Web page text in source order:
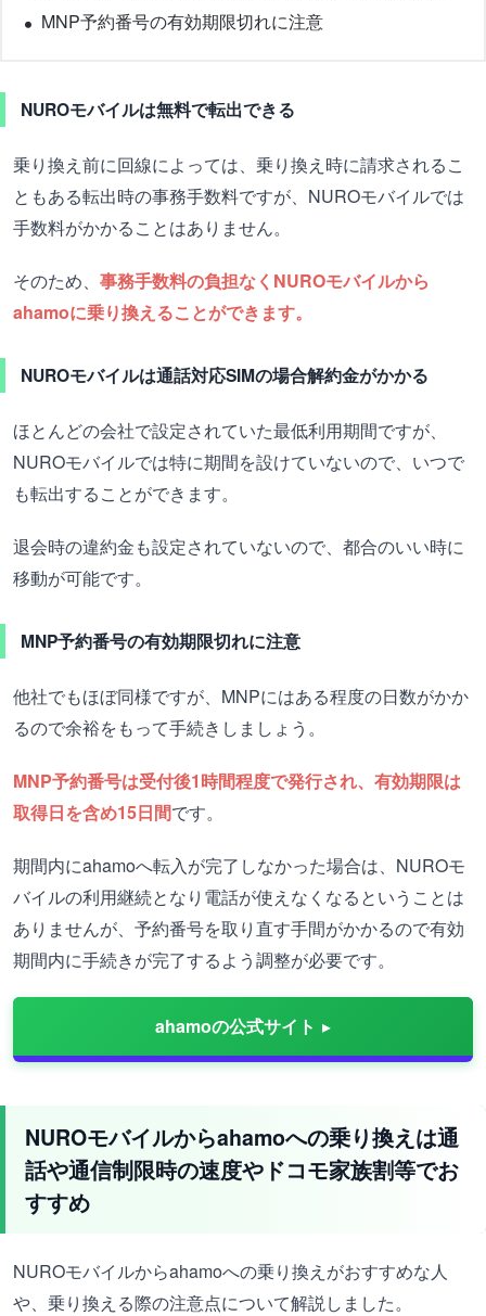
MNP予約番号の有効期限切れに注意
NUROモバイルは無料で転出できる
乗り換え前に回線によっては、乗り換え時に請求されるこ
ともある転出時の事務手数料ですが、NUROモバイルでは
手数料がかかることはありません。
そのため、 事務手数料の負担なくNUROモバイルから
ahamoに乗り換えることができます。
NUROモバイルは通話対応SIMの場合解約金がかかる
ほとんどの会社で設定されていた最低利用期間ですが、
NUROモバイルでは特に期間を設けていないので、いつで
も転出することができます。
退会時の違約金も設定されていないので、都合のいい時に
移動が可能です。
MNP予約番号の有効期限切れに注意
他社でもほぼ同様ですが、MNPにはある程度の日数がかか
るので余裕をもって手続きしましょう。
MNP予約番号は受付後1時間程度で発行され、有効期限は
取得日を含め15日間です。
期間内にahamoへ転入が完了しなかった場合は、NUROモ
バイルの利用継続となり電話が使えなくなるということは
ありませんが、予約番号を取り直す手間がかかるので有効
期間内に手続きが完了するよう調整が必要です。
ahamoの公式サイト
NUROモバイルからahamoへの乗り換えは通
話や通信制限時の速度やドコモ家族割等でお
すすめ
NUROモバイルからahamoへの乗り換えがおすすめな人
や、乗り換える際の注意点について解説しました。